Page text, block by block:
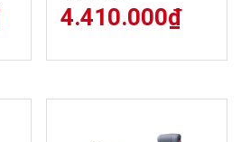
4.410.000₫